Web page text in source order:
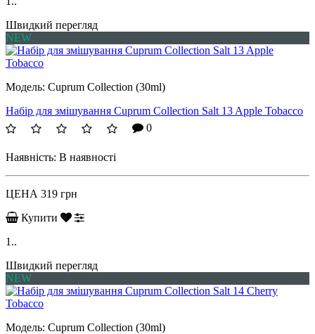
Швидкий перегляд
NEW
Модель: Cuprum Collection (30ml)
Набір для змішування Cuprum Collection Salt 13 Apple Tobacco
0
Наявність: В наявності
ЦЕНА 319 грн
Купити
1..
Швидкий перегляд
NEW
Модель: Cuprum Collection (30ml)